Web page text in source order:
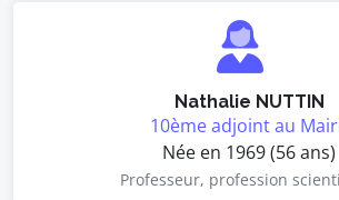
Nathalie NUTTIN
10ème adjoint au
Née en 1969 (56 ans)
Professeur, profession